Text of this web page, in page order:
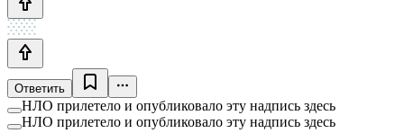
Ответить
НЛО прилетело и опубликовало эту надпись здесь
НЛО прилетело и опубликовало эту надпись здесь